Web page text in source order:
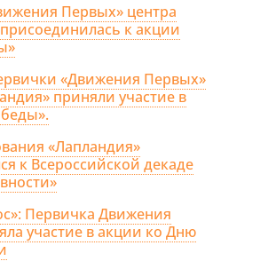
Первых» центра
к акции
«Движения Первых»
приняли участие в
«Лапландия»
к Всероссийской декаде
Первичка Движения
участие в акции ко Дню